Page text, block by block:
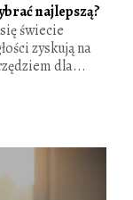
najlepszą?
świecie
zyskują na
dla...